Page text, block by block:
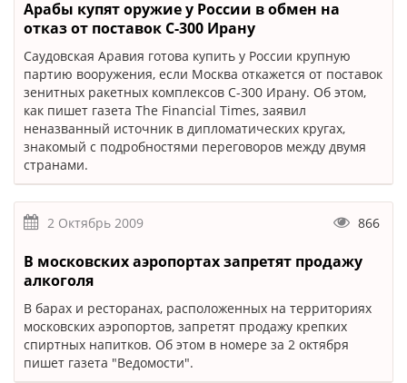
Арабы купят оружие у России в обмен на
отказ от поставок С-300 Ирану
Саудовская Аравия готова купить у России крупную
партию вооружения, если Москва откажется от поставок
зенитных ракетных комплексов С-300 Ирану. Об этом,
как пишет газета The Financial Times, заявил
неназванный источник в дипломатических кругах,
знакомый с подробностями переговоров между двумя
странами.
2 Октябрь 2009 866
В московских аэропортах запретят продажу
алкоголя
В барах и ресторанах, расположенных на территориях
московских аэропортов, запретят продажу крепких
спиртных напитков. Об этом в номере за 2 октября
пишет газета "Ведомости".